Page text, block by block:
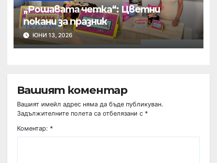
„Рошавата четка“: Цветни
покани за празник
ЮНИ 13, 2026
Вашият коментар
Вашият имейл адрес няма да бъде публикуван.
Задължителните полета са отбелязани с *
Коментар: *